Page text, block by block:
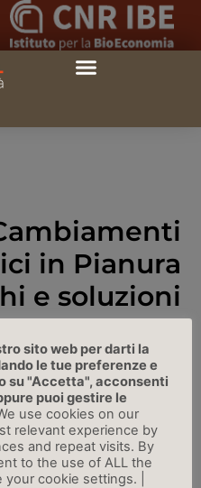
in Pianura
e soluzioni
01/04/2019
LINK
sito web per darti la
le tue preferenze e
su "Accetta", acconsenti
puoi gestire le
We use cookies on our
relevant experience by
and repeat visits. By
to the use of ALL the
cookie settings. |